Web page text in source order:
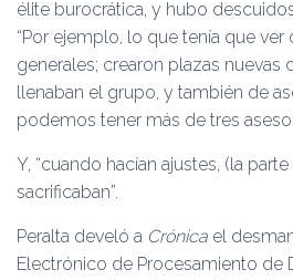
élite burocrática, y hubo
“Por ejemplo, lo que tenía que
generales; crearon plazas nuevas
llenaban el grupo, y también de
podemos tener más de tres
Y, “cuando hacían ajustes, (la
sacrificaban”.
Peralta develó a Crónica el
Electrónico de Procesamiento de